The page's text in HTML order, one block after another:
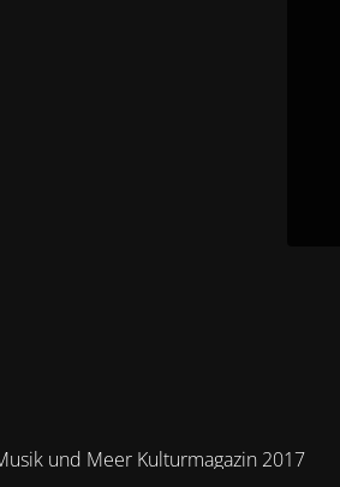
und Meer Kulturmagazin 2017